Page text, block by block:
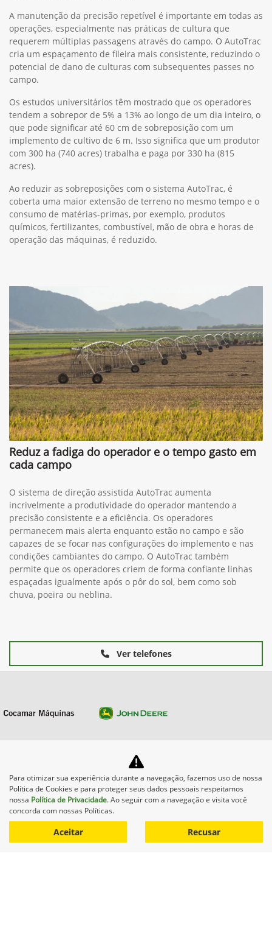
A manutenção da precisão repetível é importante em todas as
operações, especialmente nas práticas de cultura que
requerem múltiplas passagens através do campo. O AutoTrac
cria um espaçamento de fileira mais consistente, reduzindo o
potencial de dano de culturas com subsequentes passes no
campo.
Os estudos universitários têm mostrado que os operadores
tendem a sobrepor de 5% a 13% ao longo de um dia inteiro, o
que pode significar até 60 cm de sobreposição com um
implemento de cultivo de 6 m. Isso significa que um produtor
com 300 ha (740 acres) trabalha e paga por 330 ha (815
acres).
Ao reduzir as sobreposições com o sistema AutoTrac, é
coberta uma maior extensão de terreno no mesmo tempo e o
consumo de matérias-primas, por exemplo, produtos
químicos, fertilizantes, combustível, mão de obra e horas de
operação das máquinas, é reduzido.
Reduz a fadiga do operador e o tempo gasto em
cada campo
O sistema de direção assistida AutoTrac aumenta
incrivelmente a produtividade do operador mantendo a
precisão consistente e a eficiência. Os operadores
permanecem mais alerta enquanto estão no campo e são
capazes de se focar nas configurações do implemento e nas
condições cambiantes do campo. O AutoTrac também
permite que os operadores criem de forma confiante linhas
espaçadas igualmente após o pôr do sol, bem como sob
chuva, poeira ou neblina.
Ver telefones
Mapa do site
Para otimizar sua experiência durante a navegação, fazemos uso de nossa
Política de Cookies e para proteger seus dados pessoais respeitamos
nossa Política de Privacidade. Ao seguir com a navegação e visita você
concorda com nossas Políticas.
Aceitar Recusar